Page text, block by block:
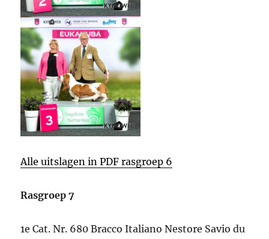
Alle uitslagen in PDF rasgroep 6
Rasgroep 7
1e Cat. Nr. 680 Bracco Italiano Nestore Savio du